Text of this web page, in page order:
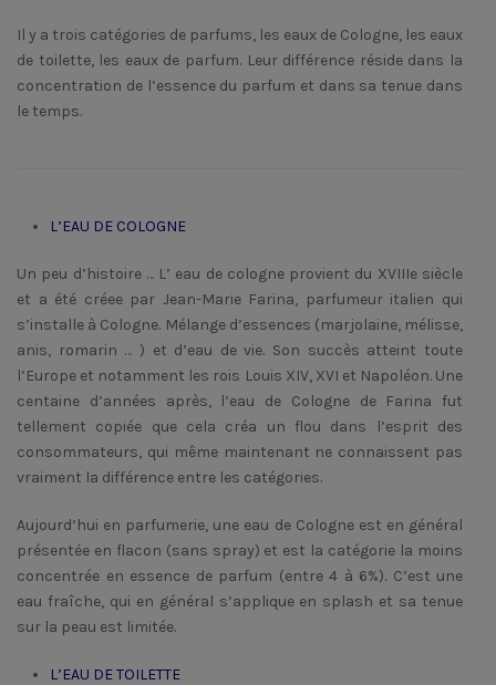
Il y a trois catégories de parfums, les eaux de Cologne, les eaux
de toilette, les eaux de parfum. Leur différence réside dans la
concentration de l’essence du parfum et dans sa tenue dans
le temps.
L’EAU DE COLOGNE
Un peu d’histoire … L’ eau de cologne provient du XVIIIe siècle
et a été créee par Jean-Marie Farina, parfumeur italien qui
s’installe à Cologne. Mélange d’essences (marjolaine, mélisse,
anis, romarin … ) et d’eau de vie. Son succès atteint toute
l’Europe et notamment les rois Louis XIV, XVI et Napoléon. Une
centaine d’années après, l’eau de Cologne de Farina fut
tellement copiée que cela créa un flou dans l’esprit des
consommateurs, qui même maintenant ne connaissent pas
vraiment la différence entre les catégories.
Aujourd’hui en parfumerie, une eau de Cologne est en général
présentée en flacon (sans spray) et est la catégorie la moins
concentrée en essence de parfum (entre 4 à 6%). C’est une
eau fraîche, qui en général s’applique en splash et sa tenue
sur la peau est limitée.
L’EAU DE TOILETTE